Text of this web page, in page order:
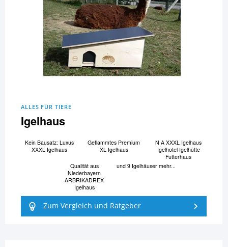
ALLES FÜR TIERE
Igelhaus
Kein Bausatz: Luxus
XXXL Igelhaus
Geflammtes Premium
XL Igelhaus
N A XXXL Igelhaus
Igelhotel Igelhütte
Futterhaus
Qualität aus
Niederbayern
ARBRIKADREX
Igelhaus
und 9 Igelhäuser mehr...
Zum Vergleich und Ratgeber